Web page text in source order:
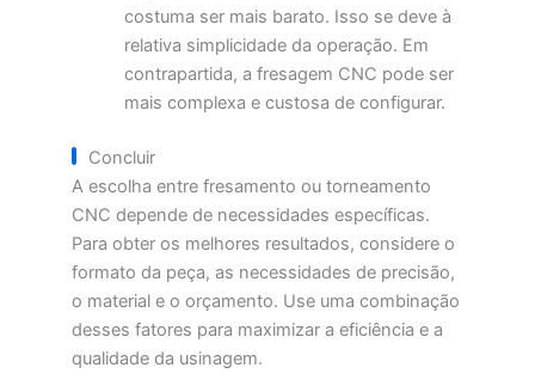
costuma ser mais barato. Isso se deve à
relativa simplicidade da operação. Em
contrapartida, a fresagem CNC pode ser
mais complexa e custosa de configurar.
Concluir
A escolha entre fresamento ou torneamento
CNC depende de necessidades específicas.
Para obter os melhores resultados, considere o
formato da peça, as necessidades de precisão,
o material e o orçamento. Use uma combinação
desses fatores para maximizar a eficiência e a
qualidade da usinagem.